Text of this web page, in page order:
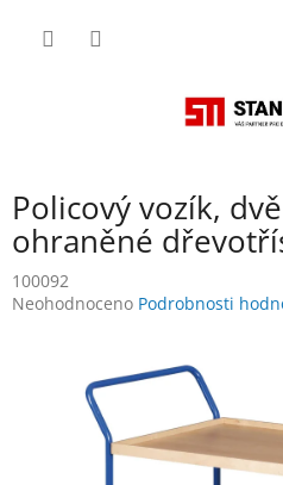
Policový vozík,
ohraněné
100092
Průměrné
Neohodnoceno Podrobnosti